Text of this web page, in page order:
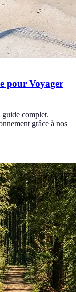
pour Voyager
guide complet.
grâce à nos